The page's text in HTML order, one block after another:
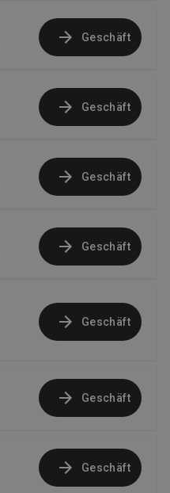
Geschäft
Geschäft
Geschäft
Geschäft
Geschäft
Geschäft
Geschäft